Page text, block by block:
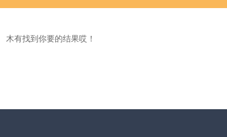
木有找到你要的结果哎！